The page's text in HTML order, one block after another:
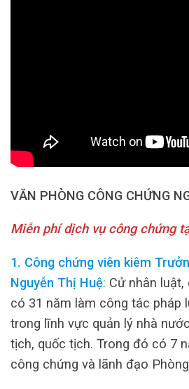
VĂN PHÒNG CÔNG CHỨNG
Miễn phí dịch vụ công chứng
1. Công chứng viên kiêm
Nguyễn Thị Huệ: Cử nhân
có 31 năm làm công tác pháp
trong lĩnh vực quản lý nhà
tịch, quốc tịch. Trong đó có 7
công chứng và lãnh đạo